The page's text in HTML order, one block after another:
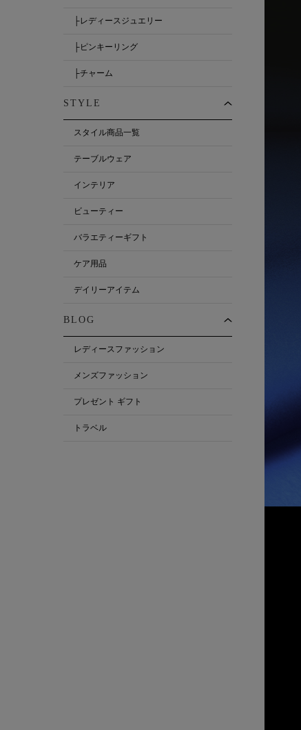
├レディースジュエリー
├ピンキーリング
├チャーム
STYLE
スタイル商品一覧
テーブルウェア
インテリア
ビューティー
バラエティーギフト
ケア用品
デイリーアイテム
BLOG
レディースファッション
メンズファッション
プレゼント ギフト
トラベル